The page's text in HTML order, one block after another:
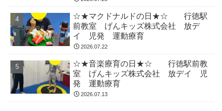
☆★マクドナルドの日★☆ 行徳駅
前教室 げんキッズ株式会社 放デ
イ 児発 運動療育
2026.07.22
☆★音楽療育の日★☆ 行徳駅前教
室 げんキッズ株式会社 放デイ 児
発 運動療育
2026.07.13